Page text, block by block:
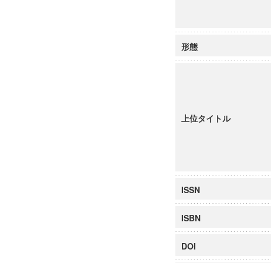
形態
上位タイトル
ISSN
ISBN
DOI